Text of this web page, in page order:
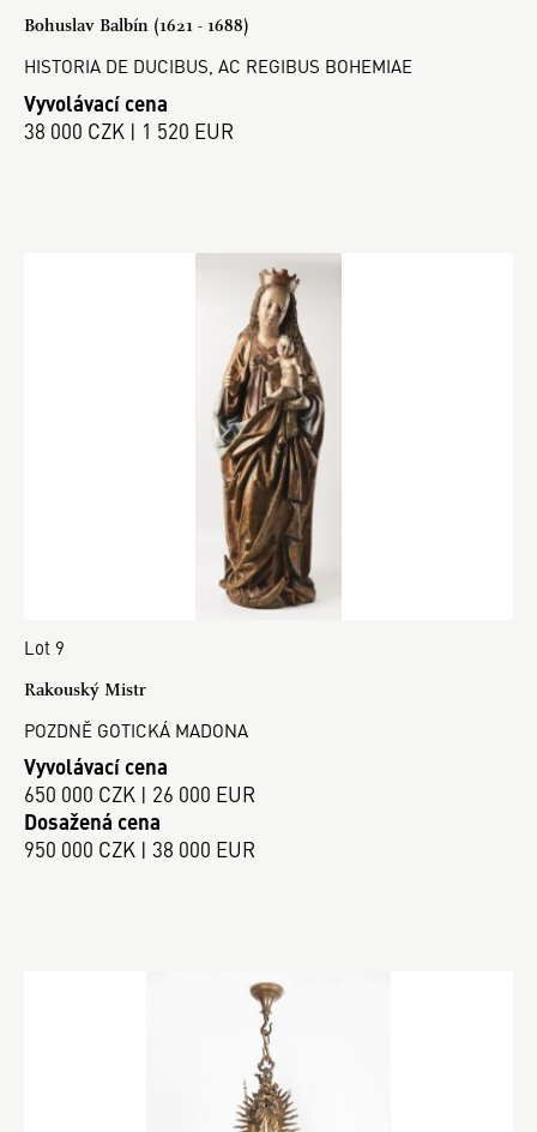
Bohuslav Balbín (1621 - 1688)
HISTORIA DE DUCIBUS, AC REGIBUS BOHEMIAE
Vyvolávací cena
38 000 CZK | 1 520 EUR
Lot 9
Rakouský Mistr
POZDNĚ GOTICKÁ MADONA
Vyvolávací cena
650 000 CZK | 26 000 EUR
Dosažená cena
950 000 CZK | 38 000 EUR